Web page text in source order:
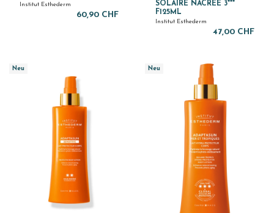
Institut Esthederm
60,90 CHF
SOLAIRE NACREE 3***
F125ML
Institut Esthederm
47,00 CHF
Neu Neu